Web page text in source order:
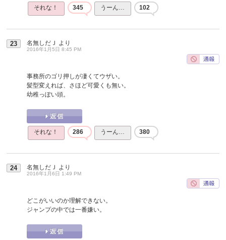
それな！ 345 うーん… 102
23 名無しだＪ より
2016年1月5日 8:45 PM
事務所のゴリ押しが凄くてウザい。
髪型変えれば、さほど可愛くも無い。
幼稚っぽい頭。
それな！ 286 うーん… 380
24 名無しだＪ より
2016年1月6日 1:49 PM
どこがいいのか理解できない。
ジャンプの中では一番嫌い。